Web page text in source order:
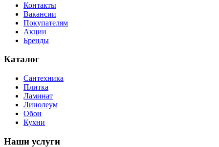
Контакты
Вакансии
Покупателям
Акции
Бренды
Каталог
Сантехника
Плитка
Ламинат
Линолеум
Обои
Кухни
Наши услуги